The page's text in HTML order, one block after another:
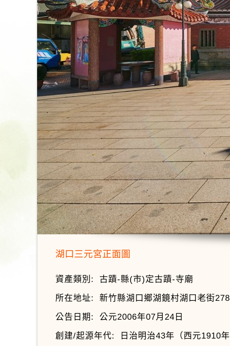
湖口三元宮正面圖
資產類別:
古蹟-縣(市)定古蹟-寺廟
所在地址:
新竹縣湖口鄉湖鏡村湖口老街
公告日期:
公元2006年07月24日
創建/起源年代:
日治明治43年（西元1910年